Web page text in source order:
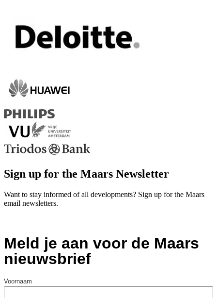
Sign up for the Maars Newsletter
Want to stay informed of all developments? Sign up for the Maars
email newsletters.